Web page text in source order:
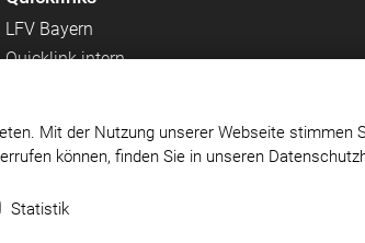
LFV Bayern
Quicklink intern
Impressum
Mit der Nutzung unserer Webseite
können, finden Sie in unseren
Statistik